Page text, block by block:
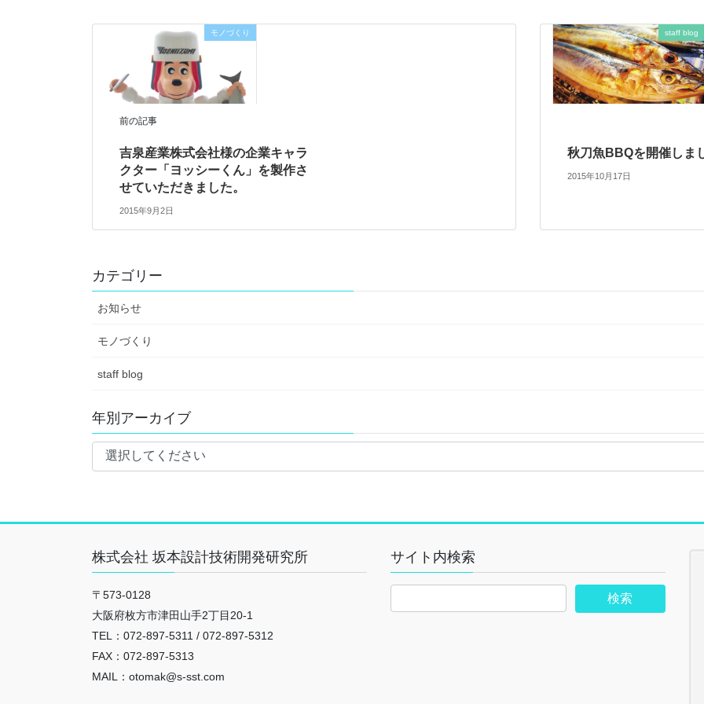
モノづくり
前の記事
吉泉産業株式会社様の企業キャラ
クター「ヨッシーくん」を製作さ
せていただきました。
2015年9月2日
staff blog
秋刀魚BBQを開催しま
2015年10月17日
カテゴリー
お知らせ
モノづくり
staff blog
年別アーカイブ
株式会社 坂本設計技術開発研究所
〒573-0128
大阪府枚方市津田山手2丁目20-1
TEL：072-897-5311 / 072-897-5312
FAX：072-897-5313
MAIL：otomak@s-sst.com
サイト内検索